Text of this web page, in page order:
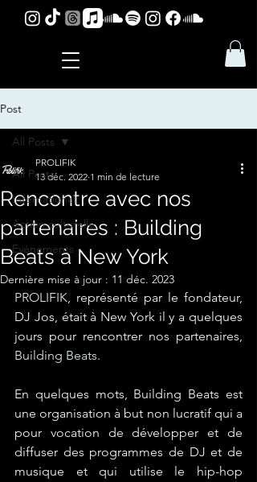
Post
All Posts
International
Action culturelle
Evénements
All Posts
Rencontre avec nos
partenaires : Building
Beats à New York
PROLIFIK
13 déc. 2022 1 min de lecture
Dernière mise à jour : 11 déc. 2023
PROLIFIK, représenté par le fondateur,
DJ Jos, était à New York il y a quelques
Building Beats.
En quelques mots, Building Beats est
une organisation à but non lucratif qui a
pour vocation de développer et de
diffuser des programmes de DJ et de
musique et qui utilise le hip-hop